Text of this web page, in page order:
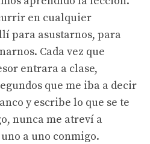
en cualquier
para asustarnos, para
Cada vez que
entrara a clase,
que me iba a decir
y escribe lo que se te
nunca me atreví a
a uno conmigo.